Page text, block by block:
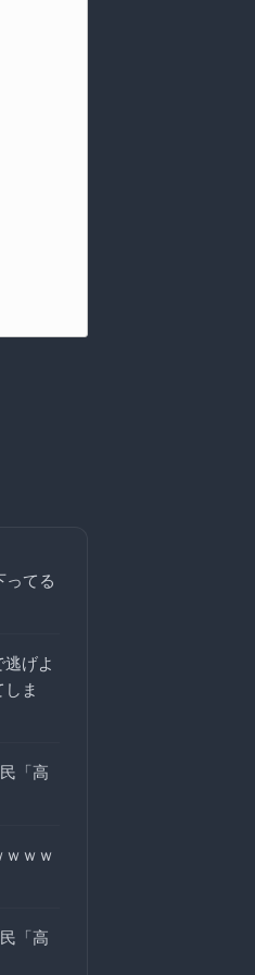
ってる
げよ
ま
「高
ｗｗｗ
「高